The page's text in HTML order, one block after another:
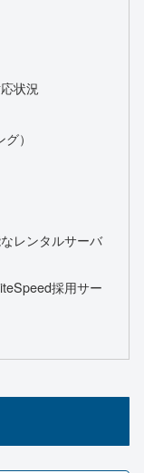
状況
）
レンタルサーバ
採用サー